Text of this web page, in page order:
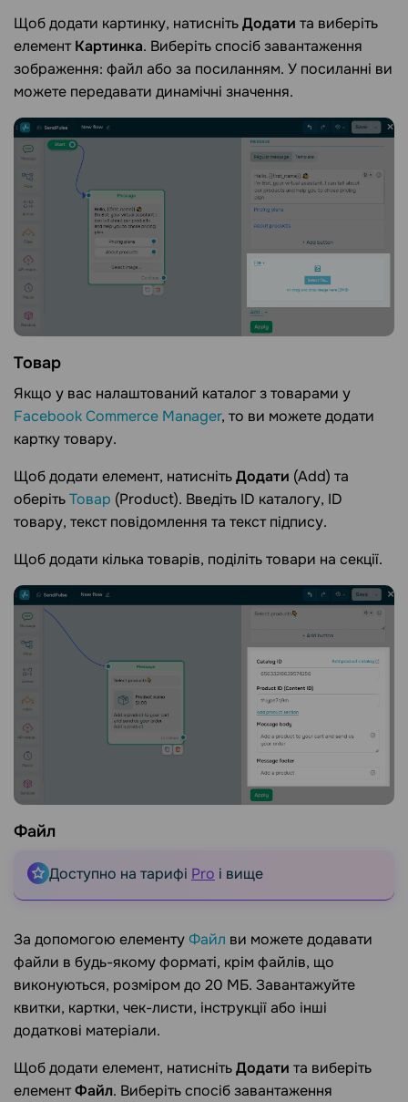
Щоб додати картинку, натиснітьДодати та виберіть
елементКартинка. Виберіть спосіб завантаження
зображення: файл або за посиланням. У посиланні ви
можете передавати динамічні значення.
Товар
Якщо у вас налаштований каталог з товарами у
Facebook Commerce Manager, то ви можете додати
картку товару.
Щоб додати елемент, натиснітьДодати (Add) та
оберітьТовар (Product). Введіть ID каталогу, ID
товару, текст повідомлення та текст підпису.
Щоб додати кілька товарів, поділіть товари на секції.
Файл
Доступно на тарифі Pro і вище
За допомогою елементуФайл ви можете додавати
файли в будь-якому форматі, крім файлів, що
виконуються, розміром до 20 МБ. Завантажуйте
квитки, картки, чек-листи, інструкції або інші
додаткові матеріали.
Щоб додати елемент, натиснітьДодати та виберіть
елементФайл. Виберіть спосіб завантаження